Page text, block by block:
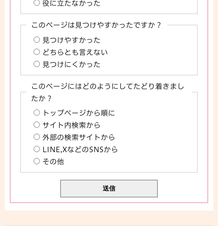
役に立たなかった
このページは見つけやすかったですか？
見つけやすかった
どちらとも言えない
見つけにくかった
このページにはどのようにしてたどり着きまし
たか？
トップページから順に
サイト内検索から
外部の検索サイトから
LINE,XなどのSNSから
その他